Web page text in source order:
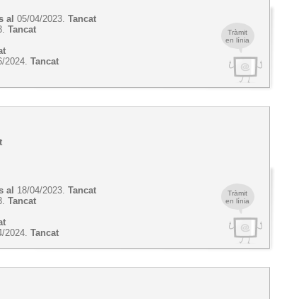
Tràmit
en línia
al 05/04/2023.Tancat
Tancat
2024.Tancat
Tràmit
en línia
al 18/04/2023.Tancat
Tancat
2024.Tancat